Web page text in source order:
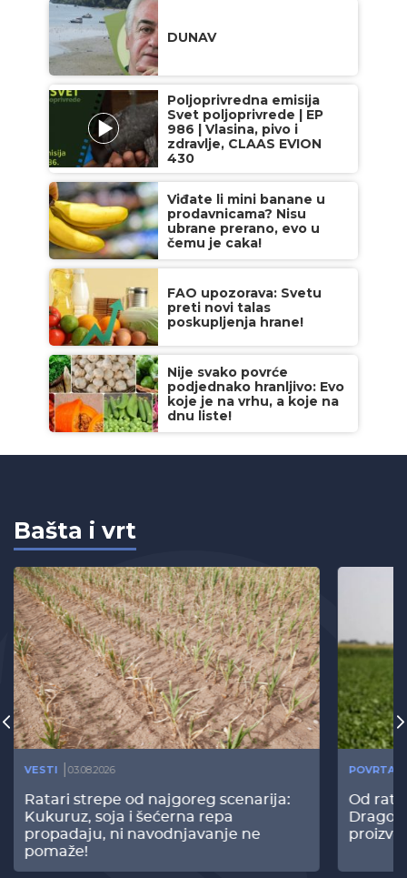
DUNAV
Poljoprivredna emisija
Svet poljoprivrede | EP
986 | Vlasina, pivo i
zdravlje, CLAAS EVION
430
Viđate li mini banane u
prodavnicama? Nisu
ubrane prerano, evo u
čemu je caka!
FAO upozorava: Svetu
preti novi talas
poskupljenja hrane!
Nije svako povrće
podjednako hranljivo: Evo
koje je na vrhu, a koje na
dnu liste!
Bašta i vrt
VESTI 03.08.2026
Ratari strepe od najgoreg scenarija:
Kukuruz, soja i šećerna repa
propadaju, ni navodnjavanje ne
pomaže!
Od